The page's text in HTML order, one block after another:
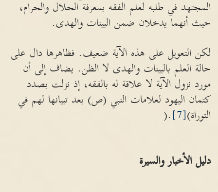
المجتهد في طلبه لعلم الفقه بمعرفة الحلال والحرام،
حيث أنهما يدخلان ضمن البينات والهدى.
لكن التعويل على هذه الآية ضعيف. فظاهرها دال على
حالة العلم بالبينات والهدى لا الظن. يضاف إلى أن
مورد نزول الآية لا علاقة له بالفقه، إذ نزلت بصدد
كتمان اليهود لعلامات النبي (ص) بعد تبيانها لهم في
التوراة)[7]
.(
دليل الأخبار والسيرة